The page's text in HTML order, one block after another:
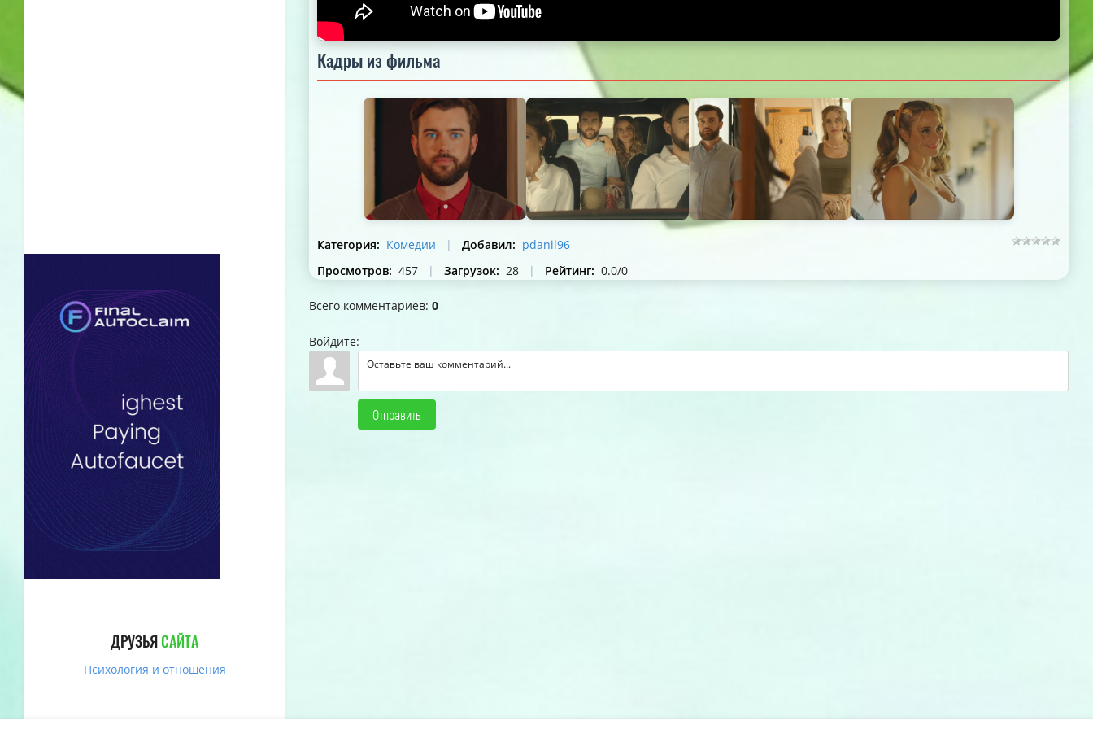
ДРУЗЬЯСАЙТА
Психология и отношения
Кадры из фильма
Категория: Комедии | Добавил: pdanil96
Просмотров: 457 | Загрузок: 28 | Рейтинг: 0.0/0
Всего комментариев: 0
Войдите:
Отправить